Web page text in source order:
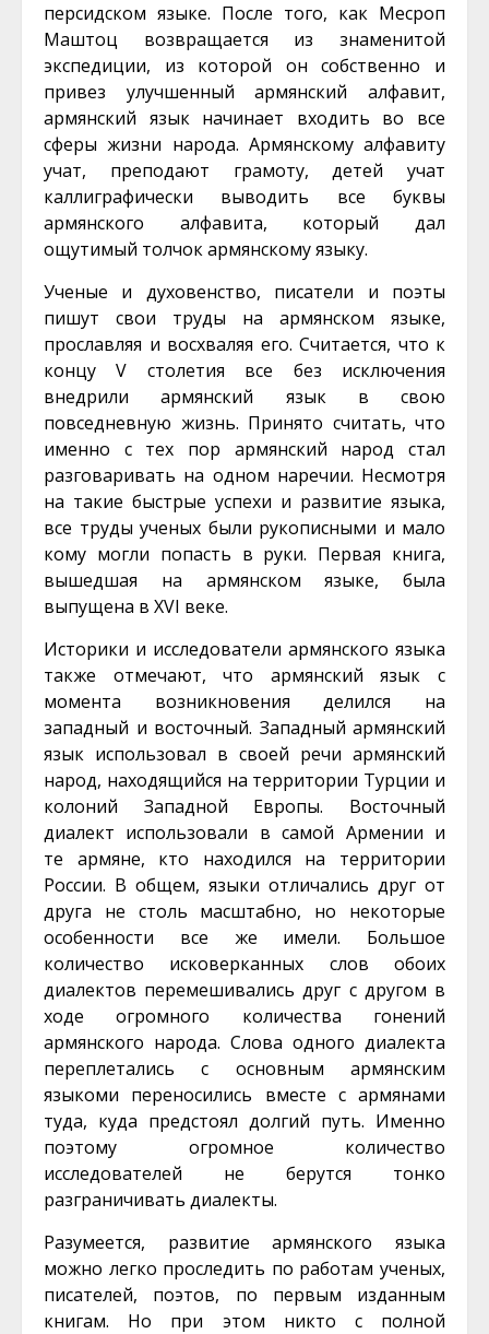
персидском языке. После того, как Месроп
Маштоц возвращается из знаменитой
экспедиции, из которой он собственно и
привез улучшенный армянский алфавит,
армянский язык начинает входить во все
сферы жизни народа. Армянскому алфавиту
учат, преподают грамоту, детей учат
каллиграфически выводить все буквы
армянского алфавита, который дал
ощутимый толчок армянскому языку.
Ученые и духовенство, писатели и поэты
пишут свои труды на армянском языке,
прославляя и восхваляя его. Считается, что к
концу V столетия все без исключения
внедрили армянский язык в свою
повседневную жизнь. Принято считать, что
именно с тех пор армянский народ стал
разговаривать на одном наречии. Несмотря
на такие быстрые успехи и развитие языка,
все труды ученых были рукописными и мало
кому могли попасть в руки. Первая книга,
вышедшая на армянском языке, была
выпущена в XVI веке.
Историки и исследователи армянского языка
также отмечают, что армянский язык с
момента возникновения делился на
западный и восточный. Западный армянский
язык использовал в своей речи армянский
народ, находящийся на территории Турции и
колоний Западной Европы. Восточный
диалект использовали в самой Армении и
те армяне, кто находился на территории
России. В общем, языки отличались друг от
друга не столь масштабно, но некоторые
особенности все же имели. Большое
количество исковерканных слов обоих
диалектов перемешивались друг с другом в
ходе огромного количества гонений
армянского народа. Слова одного диалекта
переплетались с основным армянским
языкоми переносились вместе с армянами
туда, куда предстоял долгий путь. Именно
поэтому огромное количество
исследователей не берутся тонко
разграничивать диалекты.
Разумеется, развитие армянского языка
можно легко проследить по работам ученых,
писателей, поэтов, по первым изданным
книгам. Но при этом никто с полной